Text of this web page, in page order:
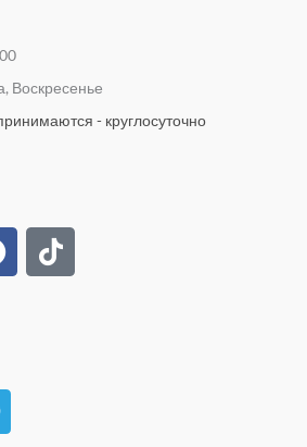
Воскресенье
- круглосуточно
T
i